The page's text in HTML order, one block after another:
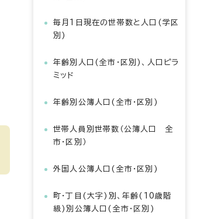
毎月1日現在の世帯数と人口(学区
別)
年齢別人口(全市・区別)、人口ピラ
ミッド
年齢別公簿人口(全市・区別)
世帯人員別世帯数（公簿人口 全
市・区別）
外国人公簿人口(全市・区別)
町・丁目(大字)別、年齢(10歳階
級)別公簿人口(全市・区別)